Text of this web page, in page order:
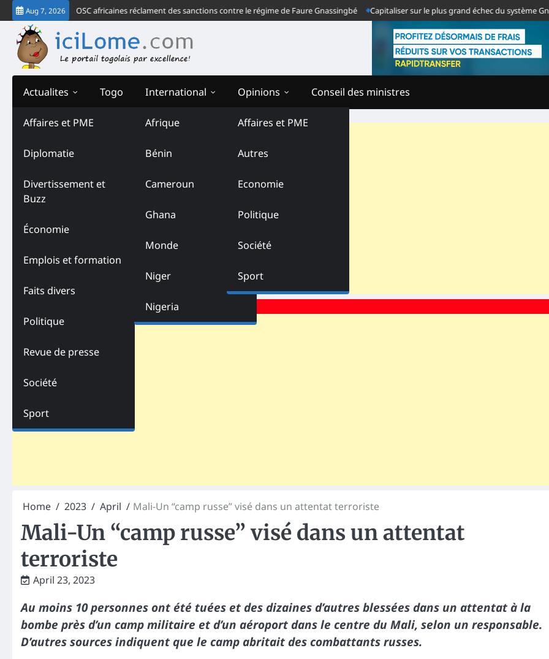
Skip
to
content
Aug 7, 2026
CEDEAO, 43 OSC africaines réclament des sanctions contre le régime de Faure Gnassingbé Capitaliser sur le plus grand échec du système
Actualites
Affaires et PME
Diplomatie
Divertissement et
Buzz
Économie
Emplois et formation
Faits divers
Politique
Revue de presse
Société
Sport
Togo International
Afrique
Bénin
Cameroun
Ghana
Monde
Niger
Nigeria
Opinions
Affaires et PME
Autres
Economie
Politique
Société
Sport
Conseil des ministres
Home 2023 April Mali-Un “camp russe” visé dans un attentat terroriste
Mali-Un “camp russe” visé dans un attentat
terroriste
April 23, 2023
Au moins 10 personnes ont été tuées et des dizaines d’autres blessées dans un attentat à la
bombe près d’un camp militaire et d’un aéroport dans le centre du Mali, selon un responsable.
D’autres sources indiquent que le camp abritait des combattants russes.